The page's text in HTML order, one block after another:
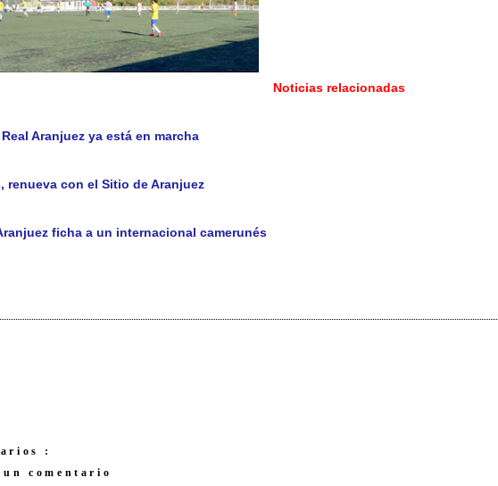
Noticias relacionadas
Aranjuez ya está en marcha
renueva con el Sitio de Aranjuez
ficha a un internacional camerunés
:
comentario